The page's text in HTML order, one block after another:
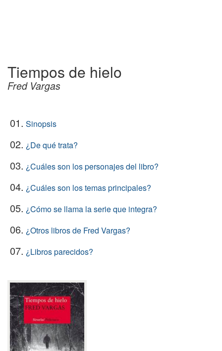
Tiempos de hielo
Fred Vargas
01. Sinopsis
02. ¿De qué trata?
03. ¿Cuáles son los personajes del libro?
04. ¿Cuáles son los temas principales?
05. ¿Cómo se llama la serie que integra?
06. ¿Otros libros de Fred Vargas?
07. ¿Libros parecidos?